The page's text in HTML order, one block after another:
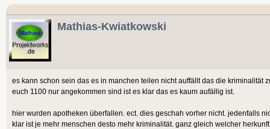
Mathias-Kwiatkowski
es kann schon sein das es in manchen teilen nicht auffällt das die kriminalität
euch 1100 nur angekommen sind ist es klar das es kaum aufällig ist.
hier wurden apotheken überfallen. ect. dies geschah vorher nicht. jedenfalls
klar ist je mehr menschen desto mehr kriminalität. ganz gleich welcher